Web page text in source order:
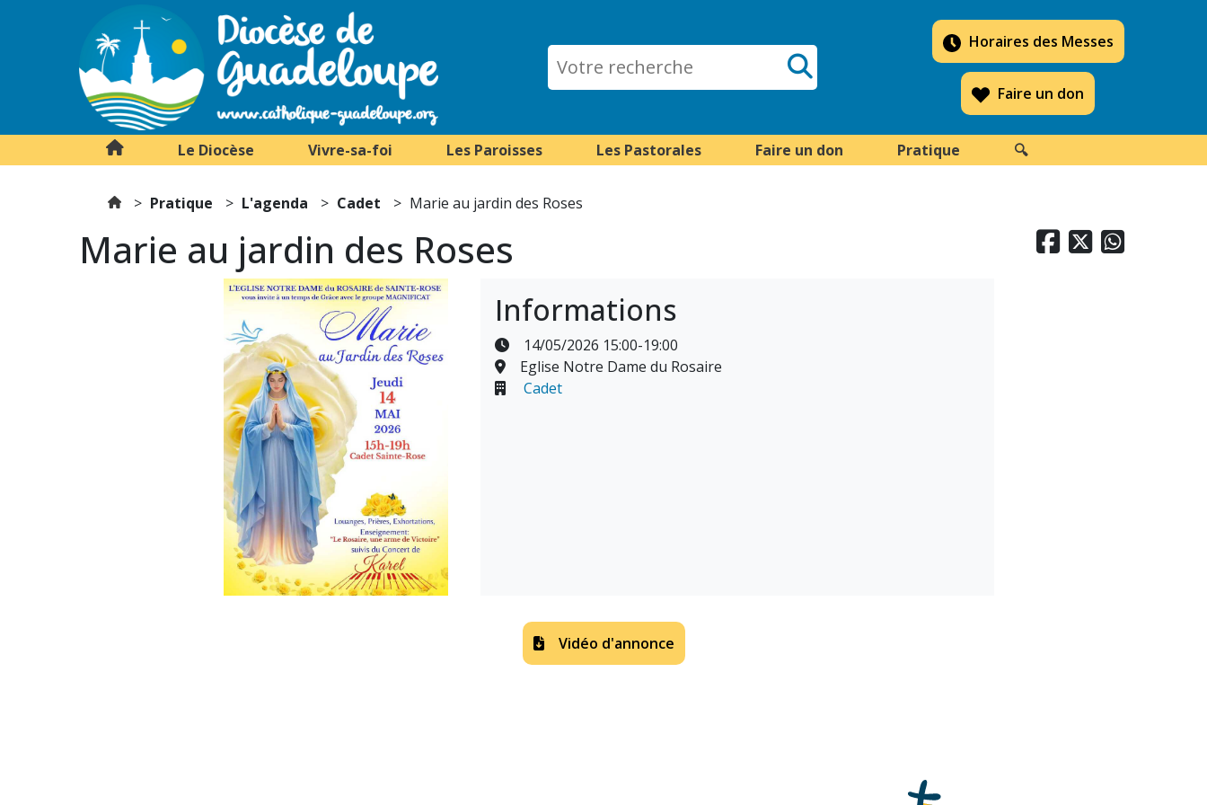
Horaires des Messes
Faire un don
Le Diocèse Vivre-sa-foi Les Paroisses Les Pastorales Faire un don Pratique 🔍
Pratique L'agenda Cadet Marie au jardin des Roses
  
Marie au jardin des Roses
Informations
14/05/2026 15:00-19:00
Eglise Notre Dame du Rosaire
Cadet
Vidéo d'annonce